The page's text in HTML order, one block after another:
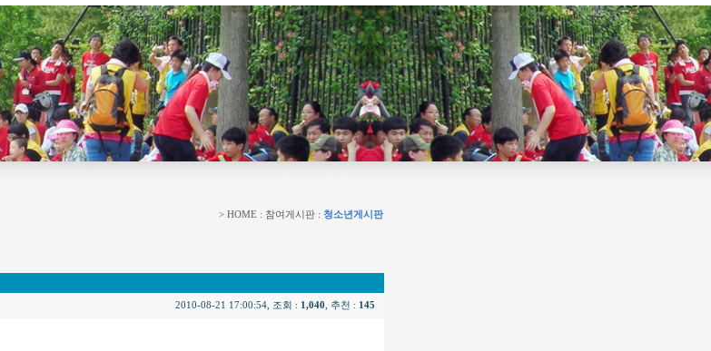
> HOME : 참여게시판 : 청소년게시판
2010-08-21 17:00:54, 조회 : 1,040 , 추천 : 145